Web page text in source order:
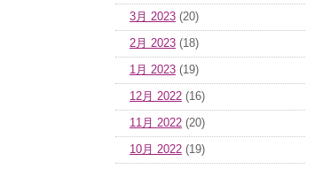
3月 2023 (20)
2月 2023 (18)
1月 2023 (19)
12月 2022 (16)
11月 2022 (20)
10月 2022 (19)